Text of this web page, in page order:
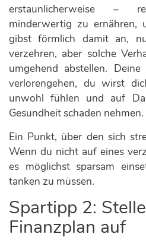
erstaunlicherweise –
minderwertig zu ernähren,
gibst förmlich damit an,
verzehren, aber solche
umgehend abstellen.
verlorengehen, du wirst
unwohl fühlen und auf
Gesundheit schaden nehmen.
Ein Punkt, über den sich
Wenn du nicht auf eines
es möglichst sparsam
tanken zu müssen.
Spartipp 2:
Finanzplan auf